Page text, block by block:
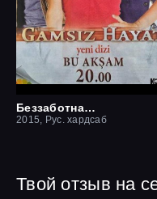
Беззаботная жизнь
2015, Рус. хардсаб
Твой отзыв на